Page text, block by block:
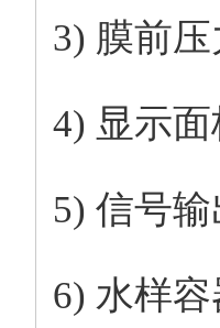
3) 膜前
4) 显示
5) 信号
6) 水样